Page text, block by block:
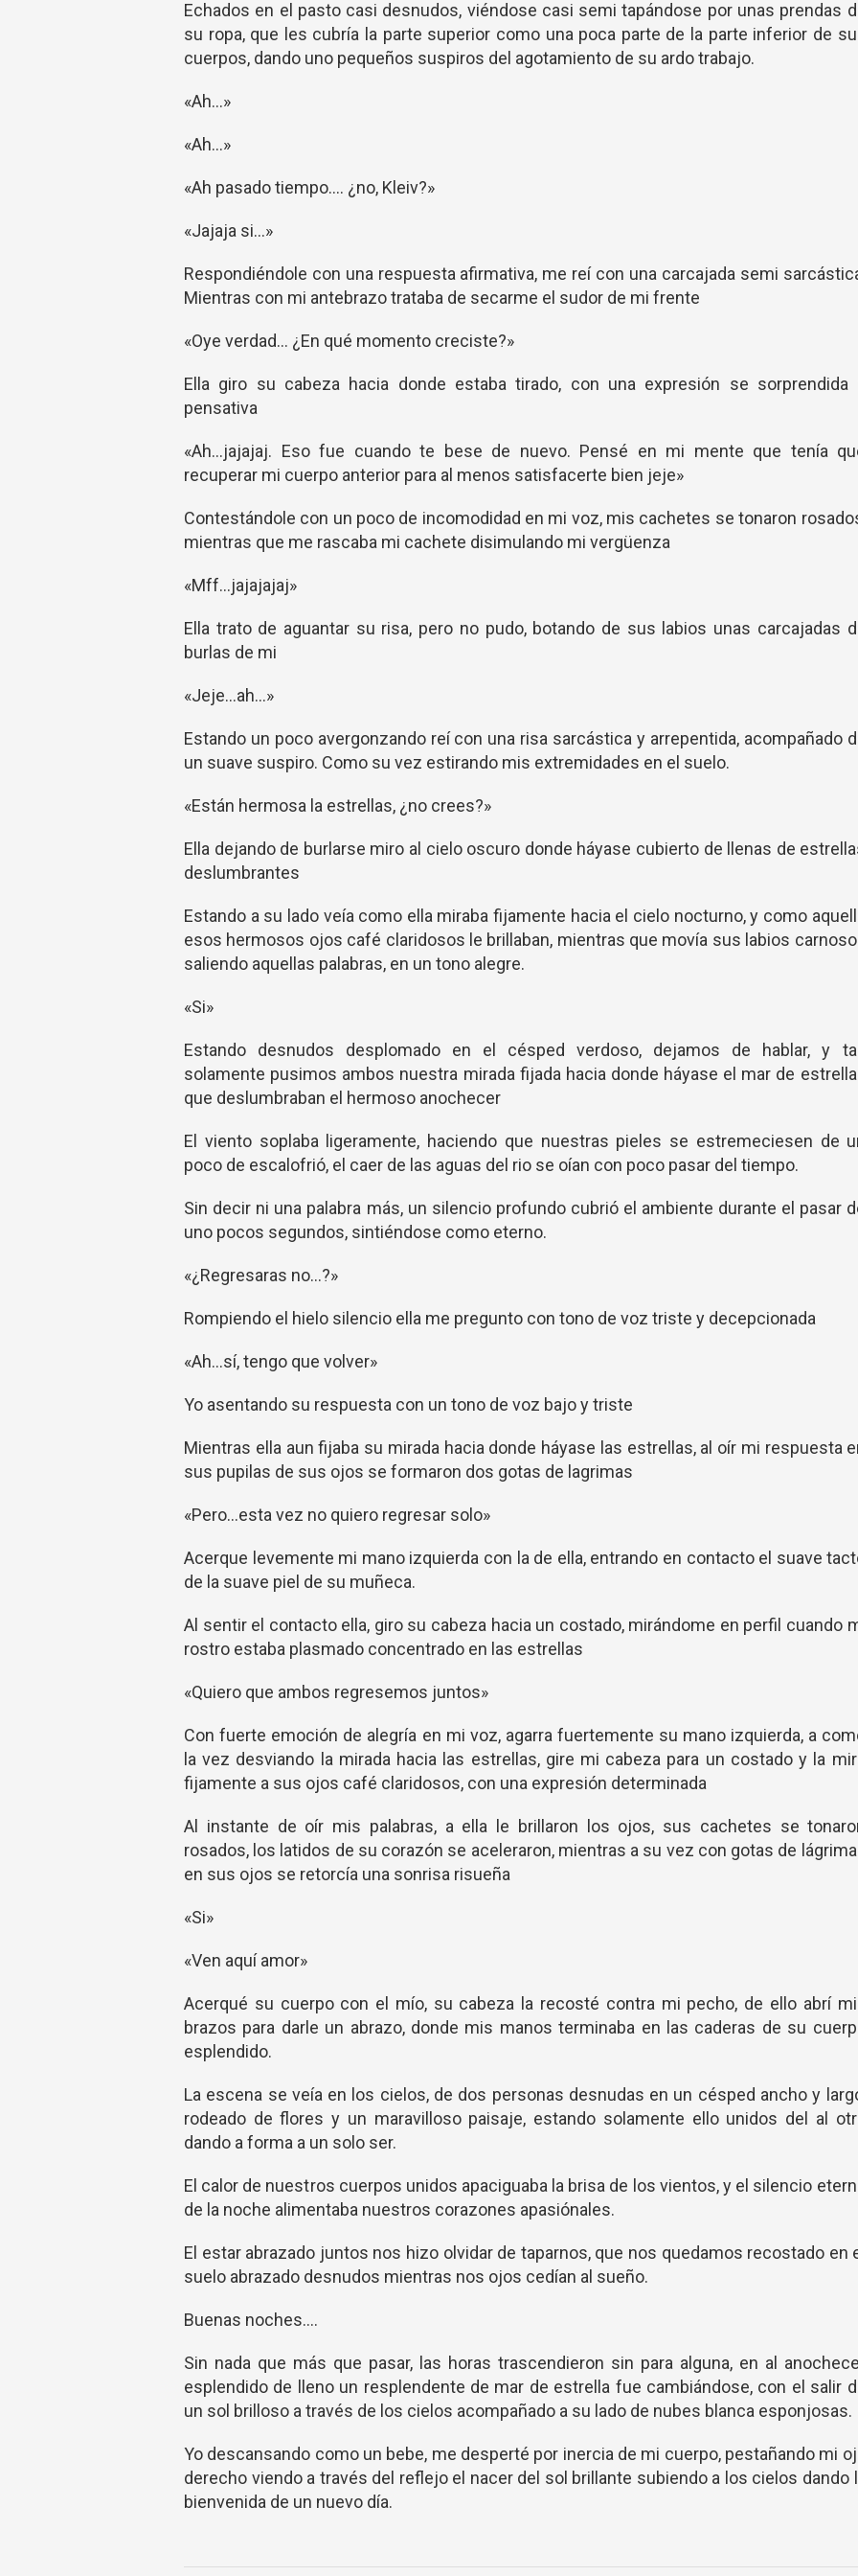
Echados en el pasto casi desnudos, viéndose casi semi tapándose por unas prendas
su ropa, que les cubría la parte superior como una poca parte de la parte inferior de
cuerpos, dando uno pequeños suspiros del agotamiento de su ardo trabajo.
«Ah…»
«Ah…»
«Ah pasado tiempo…. ¿no, Kleiv?»
«Jajaja si…»
Respondiéndole con una respuesta afirmativa, me reí con una carcajada semi
Mientras con mi antebrazo trataba de secarme el sudor de mi frente
«Oye verdad… ¿En qué momento creciste?»
Ella giro su cabeza hacia donde estaba tirado, con una expresión se sorprendida
pensativa
«Ah…jajajaj. Eso fue cuando te bese de nuevo. Pensé en mi mente que tenía
recuperar mi cuerpo anterior para al menos satisfacerte bien jeje»
Contestándole con un poco de incomodidad en mi voz, mis cachetes se tonaron
mientras que me rascaba mi cachete disimulando mi vergüenza
«Mff…jajajajaj»
Ella trato de aguantar su risa, pero no pudo, botando de sus labios unas carcajadas
burlas de mi
«Jeje…ah…»
Estando un poco avergonzando reí con una risa sarcástica y arrepentida, acompañado
un suave suspiro. Como su vez estirando mis extremidades en el suelo.
«Están hermosa la estrellas, ¿no crees?»
Ella dejando de burlarse miro al cielo oscuro donde háyase cubierto de llenas de
deslumbrantes
Estando a su lado veía como ella miraba fijamente hacia el cielo nocturno, y como
esos hermosos ojos café claridosos le brillaban, mientras que movía sus labios
saliendo aquellas palabras, en un tono alegre.
«Si»
Estando desnudos desplomado en el césped verdoso, dejamos de hablar, y
solamente pusimos ambos nuestra mirada fijada hacia donde háyase el mar de
que deslumbraban el hermoso anochecer
El viento soplaba ligeramente, haciendo que nuestras pieles se estremeciesen de
poco de escalofrió, el caer de las aguas del rio se oían con poco pasar del tiempo.
Sin decir ni una palabra más, un silencio profundo cubrió el ambiente durante el pasar
uno pocos segundos, sintiéndose como eterno.
«¿Regresaras no…?»
Rompiendo el hielo silencio ella me pregunto con tono de voz triste y decepcionada
«Ah…sí, tengo que volver»
Yo asentando su respuesta con un tono de voz bajo y triste
Mientras ella aun fijaba su mirada hacia donde háyase las estrellas, al oír mi respuesta
sus pupilas de sus ojos se formaron dos gotas de lagrimas
«Pero…esta vez no quiero regresar solo»
Acerque levemente mi mano izquierda con la de ella, entrando en contacto el suave
de la suave piel de su muñeca.
Al sentir el contacto ella, giro su cabeza hacia un costado, mirándome en perfil cuando
rostro estaba plasmado concentrado en las estrellas
«Quiero que ambos regresemos juntos»
Con fuerte emoción de alegría en mi voz, agarra fuertemente su mano izquierda, a
la vez desviando la mirada hacia las estrellas, gire mi cabeza para un costado y la
fijamente a sus ojos café claridosos, con una expresión determinada
Al instante de oír mis palabras, a ella le brillaron los ojos, sus cachetes se
rosados, los latidos de su corazón se aceleraron, mientras a su vez con gotas de
en sus ojos se retorcía una sonrisa risueña
«Si»
«Ven aquí amor»
Acerqué su cuerpo con el mío, su cabeza la recosté contra mi pecho, de ello abrí
brazos para darle un abrazo, donde mis manos terminaba en las caderas de su
esplendido.
La escena se veía en los cielos, de dos personas desnudas en un césped ancho y
rodeado de flores y un maravilloso paisaje, estando solamente ello unidos del al
dando a forma a un solo ser.
El calor de nuestros cuerpos unidos apaciguaba la brisa de los vientos, y el silencio
de la noche alimentaba nuestros corazones apasiónales.
El estar abrazado juntos nos hizo olvidar de taparnos, que nos quedamos recostado en
suelo abrazado desnudos mientras nos ojos cedían al sueño.
Buenas noches….
Sin nada que más que pasar, las horas trascendieron sin para alguna, en al
esplendido de lleno un resplendente de mar de estrella fue cambiándose, con el salir
un sol brilloso a través de los cielos acompañado a su lado de nubes blanca esponjosas.
Yo descansando como un bebe, me desperté por inercia de mi cuerpo, pestañando mi
derecho viendo a través del reflejo el nacer del sol brillante subiendo a los cielos dando
bienvenida de un nuevo día.